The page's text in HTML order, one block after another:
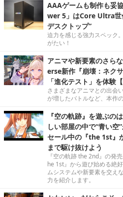
AAAゲームも制作も妥
wer 5」はCore Ultra世
デスクトップ”
迫力を感じる強力スペック
がたい！
アニマや新要素のさら
erse新作『崩壊：ネク
「進化テスト」を体験
さまざまなアニマとの出会
が増したバトルなど、本作
『空の軌跡』を遊ぶの
しい部屋の中で“青い
セール中の『the 1st』
まで駆け抜けよう
『空の軌跡 the 2nd』の発
he 1st』から遊び始める絶
ムシステムや新要素を交え
力を紹介します。